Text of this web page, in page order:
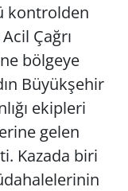
kontrolden
Çağrı
bölgeye
Büyükşehir
ekipleri
gelen
Kazada biri